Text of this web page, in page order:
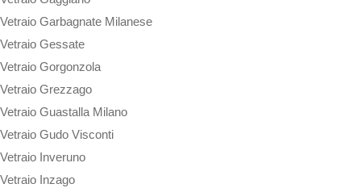
Vetraio Garbagnate Milanese
Vetraio Gessate
Vetraio Gorgonzola
Vetraio Grezzago
Vetraio Guastalla Milano
Vetraio Gudo Visconti
Vetraio Inveruno
Vetraio Inzago